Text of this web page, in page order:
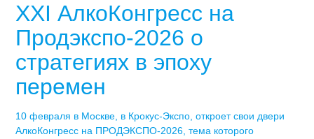
XXI АлкоКонгресс на
Продэкспо-2026 о
стратегиях в эпоху
перемен
10 февраля в Москве, в Крокус-Экспо, откроет свои двери
АлкоКонгресс на ПРОДЭКСПО-2026, тема которого